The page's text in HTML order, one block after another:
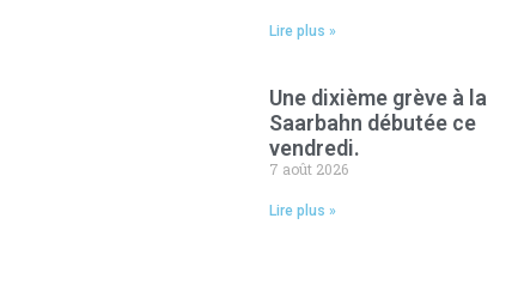
Lire plus »
Une dixième grève à la
Saarbahn débutée ce
vendredi.
7 août 2026
Lire plus »